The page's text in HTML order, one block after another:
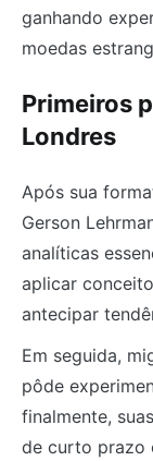
ganhando
moedas
Primeiros
Londres
Após sua
Gerson
analíticas
aplicar
antecipar
Em seguida,
pôde
finalmente,
de curto prazo